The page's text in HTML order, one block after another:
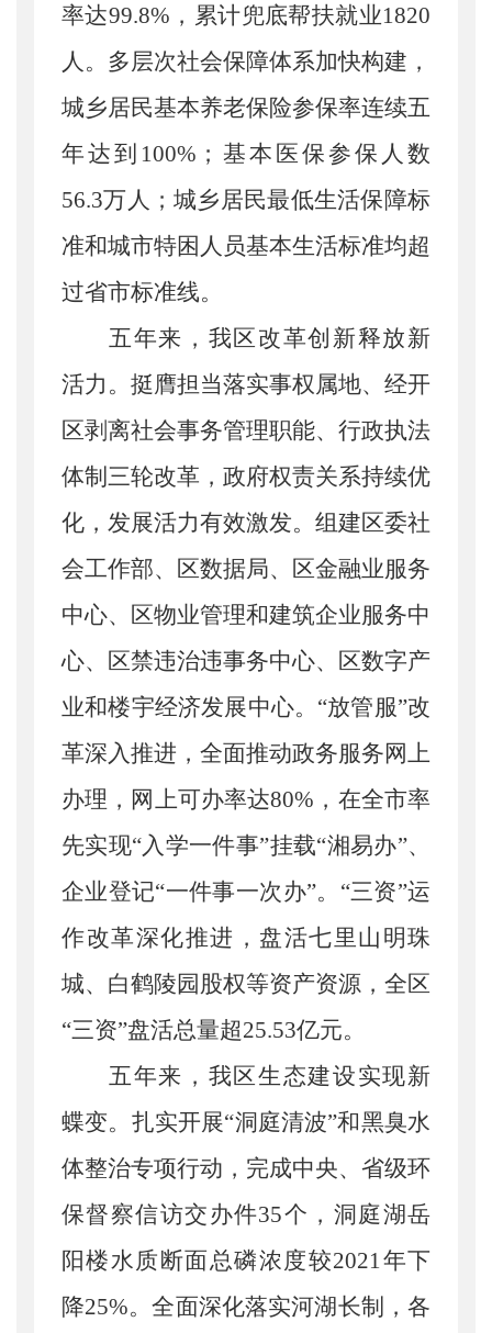
率达99.8%，累计兜底帮扶就业1820
人。多层次社会保障体系加快构建，
城乡居民基本养老保险参保率连续五
年达到100%；基本医保参保人数
56.3万人；城乡居民最低生活保障标
准和城市特困人员基本生活标准均超
过省市标准线。
五年来，我区改革创新释放新
活力。 挺膺担当落实事权属地、经开
区剥离社会事务管理职能、行政执法
体制三轮改革，政府权责关系持续优
化，发展活力有效激发。组建区委社
会工作部、区数据局、区金融业服务
中心、区物业管理和建筑企业服务中
心、区禁违治违事务中心、区数字产
业和楼宇经济发展中心。 “放管服”改
革深入推进，全面推动政务服务网上
办理，网上可办率达80%，在全市率
先实现“入学一件事”挂载“湘易办”、
企业登记“一件事一次办”。“三资”运
作改革深化推进，盘活七里山明珠
城、白鹤陵园股权等资产资源，全区
“三资”盘活总量超25.53亿元。
五年来，我区生态建设实现新
蝶变。 扎实开展“洞庭清波”和黑臭水
体整治专项行动，完成中央、省级环
保督察信访交办件35个，洞庭湖岳
阳楼水质断面总磷浓度较2021年下
降25%。全面深化落实河湖长制，各